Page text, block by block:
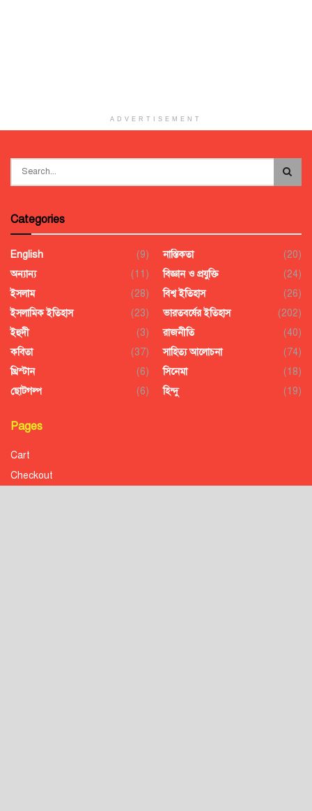
ADVERTISEMENT
Categories
English
(9)
অন্যান্য
(11)
ইসলাম
(28)
ইসলামিক ইতিহাস
(23)
ইহুদী
(3)
কবিতা
(37)
খ্রিস্টান
(6)
ছোটগল্প
(6)
নাস্তিকতা
(20)
বিজ্ঞান ও প্রযুক্তি
(24)
বিশ্ব ইতিহাস
(26)
ভারতবর্ষের ইতিহাস
(202)
রাজনীতি
(40)
সাহিত্য আলোচনা
(74)
সিনেমা
(18)
হিন্দু
(19)
Pages
Cart
Checkout